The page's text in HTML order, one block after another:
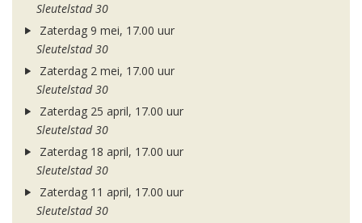
Sleutelstad 30
Zaterdag 9 mei, 17.00 uur
Sleutelstad 30
Zaterdag 2 mei, 17.00 uur
Sleutelstad 30
Zaterdag 25 april, 17.00 uur
Sleutelstad 30
Zaterdag 18 april, 17.00 uur
Sleutelstad 30
Zaterdag 11 april, 17.00 uur
Sleutelstad 30